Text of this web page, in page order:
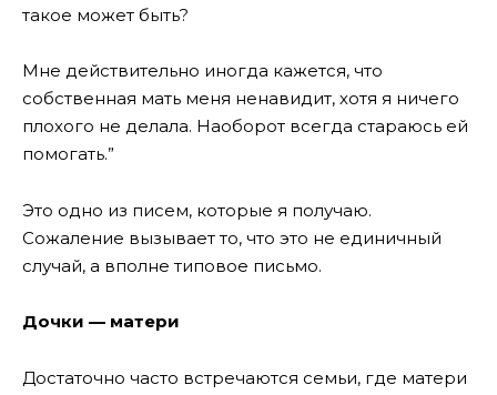
такое может быть?
Мне действительно иногда кажется, что
собственная мать меня ненавидит, хотя я ничего
плохого не делала. Наоборот всегда стараюсь ей
помогать.”
Это одно из писем, которые я получаю.
Сожаление вызывает то, что это не единичный
случай, а вполне типовое письмо.
Дочки — матери
Достаточно часто встречаются семьи, где матери